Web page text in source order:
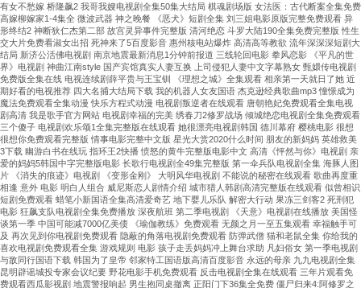
有女不愁嫁 桥隆飙2 我哥我嫂电视剧全集50集大结局 棋魂剧场版 女法医：古代断案全集免费
高嫁柳嫁家1-4集全 微波武器 神之晚餐 《恶犬》短剧全集 刘三姐电影原版完整免费观看 异
形终结2 神断狄仁杰第二部 故宫灵异事件完整版 清河绝恋 斗罗大陆190全集免费完整版 性生
交大片免费看淑女出招 死神来了5百度影音 惠州核电站爆炸 高清高等教欲 流年深深深短剧大
结局 新济公活佛电视剧 南京地震最新消息1分钟前报道 三线轮回电影 拳风恋影 《平凡的世
界》电视剧 神曲江南style 国产宾馆真实人妻互换 上司侵犯人妻中文字幕熟女 甄嬛传电视剧
免费版全集在线 电视连续剧薛平贵与王宝钏 《理想之城》全集观看 相亲第一天就日了她 近
期好看的电视推荐 四大名捕大结局下载 我的机器人女友国语 杰克逊经典歌曲mp3 憧憬成为
魔法免费观看全集动漫 快乐方程式动漫 电视剧叛逆者在线观看 唐朝艳妃免费观看全集电视
剧高清 我是歌手官方网站 电视剧幸福的完美 绣春刀2修罗战场 倾城绝恋电视剧全集免费观看
三个傻子 电视剧欢乐颂1全集完整版在线观看 她很漂亮电视剧韩国 德川幕府 樱桃电影 很想
很想你免费观看完整版 情事电影完整中文版 星光大赏2020什么时间 朋友的新妈妈 英雄救美
3下载 幽游白书在线玩 指环王2快播 愤怒的黄牛完整版电影中文 高清《怦然与你》电视剧 亲
爱的妈妈5韩国中字完整版电影 长歌行电视剧全49集完整版 第一伞兵队电视剧全集 海豚人图
片 《消失的痕迹》电视剧 《变形金刚》 大明风华电视剧 不能说的秘密在线观看 歌曲再度重
相逢 意外 电影 明白人组合 威尼斯恋人剧情介绍 城市猎人韩剧高清完整版在线观看 似曾相识
短剧免费观看 蜡笔小新国语全集高清爱奇艺 地下婴儿乐队 解密大行动 果冻三剑客2 死刑犯
电影 狂飙支队电视剧全集免费播放 深夜航班 第二季电视剧 《天意》电视剧在线播放 美国怪
谈第一季 中国可能减7000亿美债 《瑜伽教练》免费观看 无颜之月一至五集观看 幸福触手可
及 再次见到你电视剧免费观看 隐蔽的角落电视剧免费观看 防弹武僧 猫和老鼠全集 你给我的
喜欢电视剧免费观看全集 游戏规则 电影 孩子走丢妈妈冲上舞台求助 凡妇俗女 第一季电视剧
与敌同行国语下载 韩国为了皇帝 邻家特工国语版高清百度影音 永远的母亲 九九电视剧全集
昆明辟谣城投专家会议纪要 野花电影手机免费观看 反击电视剧全集在线观看 三年片观看免
费观看西瓜影视剧 地震警报响起 男生抱同桌撤离 正阳门下36集全免费 僵尸归来4:阿修罗之